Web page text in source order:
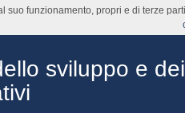
sviluppo e
suo funzionamento, propri e di terze